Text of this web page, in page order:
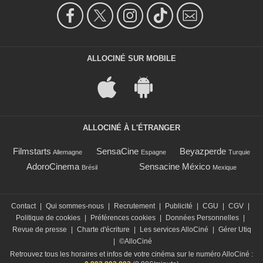
ALLOCINÉ SUR MOBILE
ALLOCINÉ À L'ÉTRANGER
Filmstarts Allemagne SensaCine Espagne Beyazperde Turquie
AdoroCinema Brésil Sensacine México Mexique
Contact Qui sommes-nous Recrutement Publicité CGU CGV
Politique de cookies
Préférences cookies Données Personnelles
Revue de presse
Charte d'écriture Les services AlloCiné
Gérer Utiq
©AlloCiné
Retrouvez tous les horaires et infos de votre cinéma sur le numéro AlloCiné :